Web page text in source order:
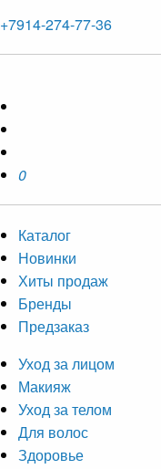
+7914-274-77-36
0
Каталог
Новинки
Хиты продаж
Бренды
Предзаказ
Уход за лицом
Макияж
Уход за телом
Для волос
Здоровье